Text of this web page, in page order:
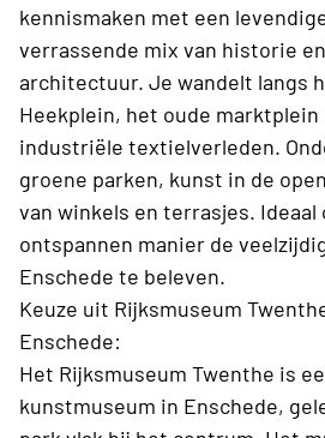
kennismaken met een
verrassende mix van historie
architectuur. Je wandelt langs
Heekplein, het oude
industriële textielverleden.
groene parken, kunst in de
van winkels en terrasjes. Ideaal
ontspannen manier de
Enschede te beleven.
Keuze uit Rijksmuseum
Enschede:
Het Rijksmuseum Twenthe is
kunstmuseum in Enschede,